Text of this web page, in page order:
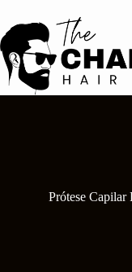
para
o
conteúdo
Prótese Capilar